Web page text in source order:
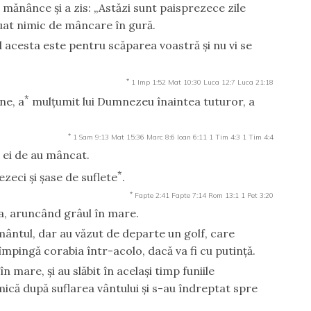
şi a zis: „Astăzi sunt paisprezece zile
nimic de mâncare în gură.
este pentru scăparea voastră şi nu vi se
* 1 Imp 1:52 Mat 10:30 Luca 12:7 Luca 21:18
a* mulţumit lui Dumnezeu înaintea tuturor, a
* 1 Sam 9:13 Mat 15:36 Marc 8:6 Ioan 6:11 1 Tim 4:3 1 Tim 4:4
de au mâncat.
şi şase de suflete*.
* Fapte 2:41 Fapte 7:14 Rom 13:1 1 Pet 3:20
aruncând grâul în mare.
dar au văzut de departe un golf, care
corabia într-acolo, dacă va fi cu putinţă.
mare, şi au slăbit în acelaşi timp funiile
după suflarea vântului şi s-au îndreptat spre